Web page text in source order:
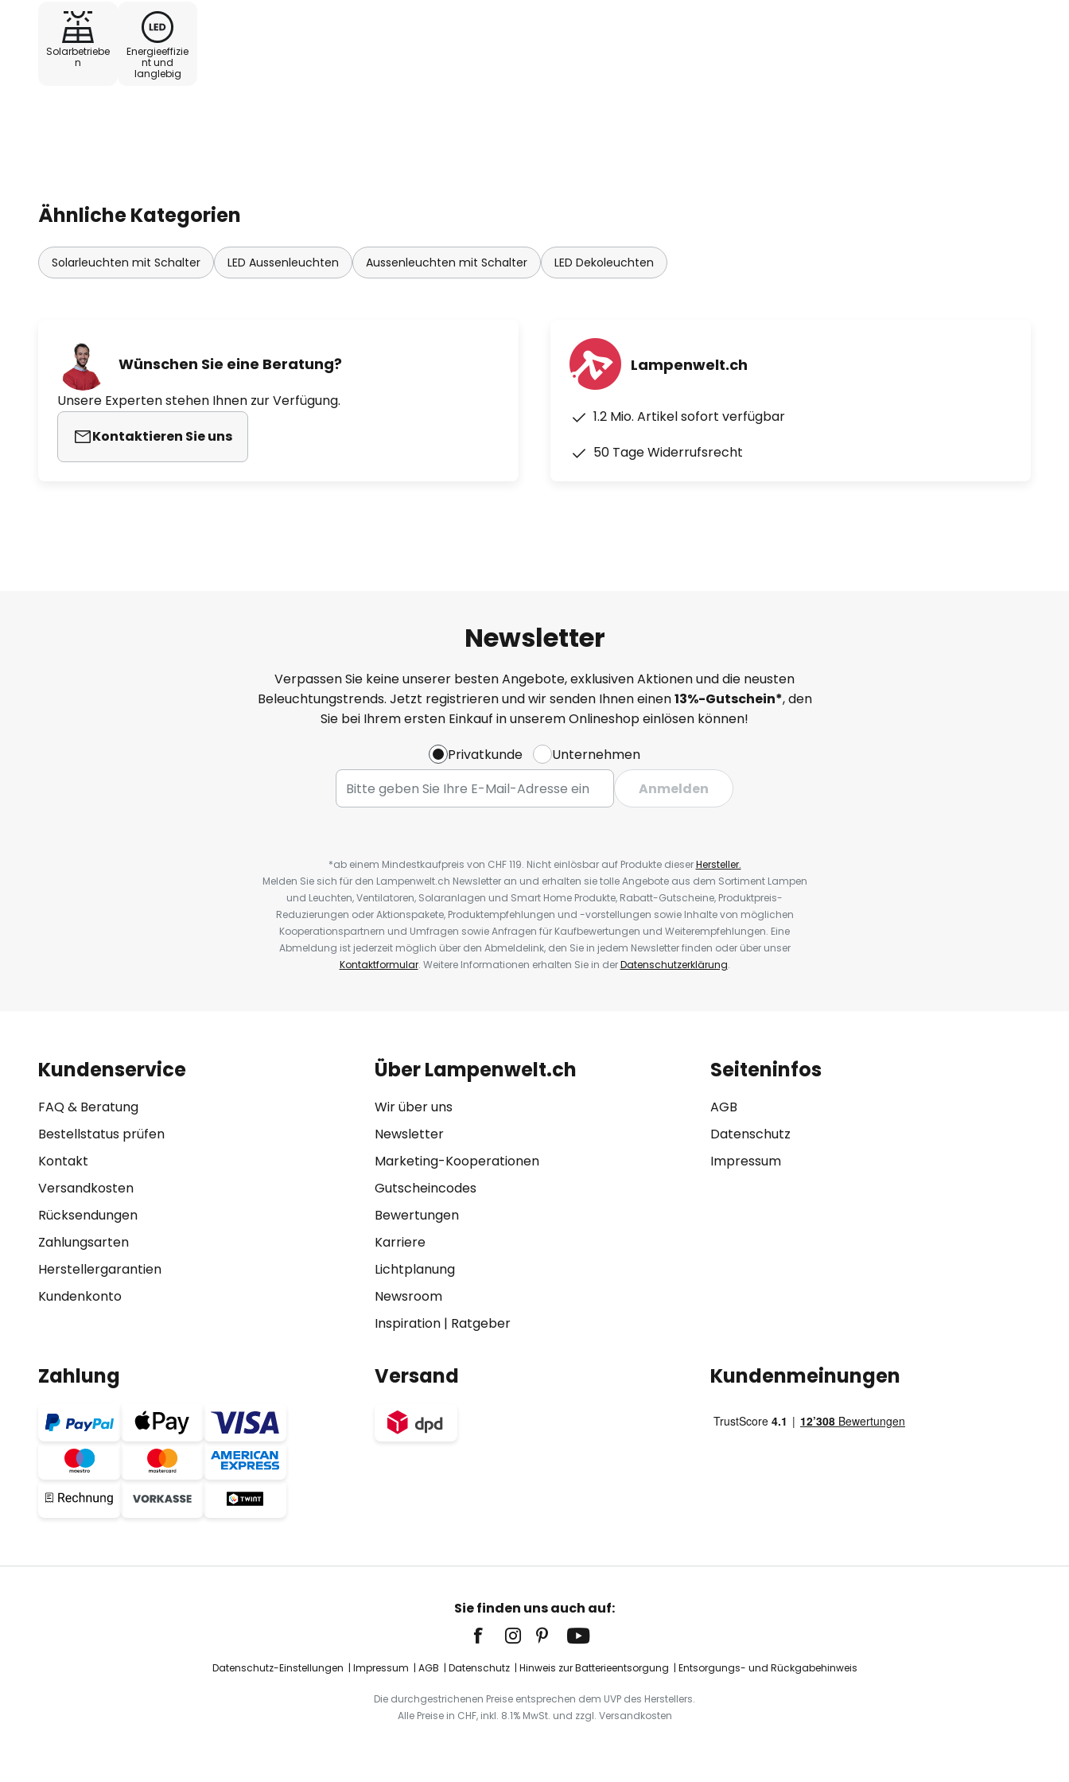
- Ladezeit: 8 h
- Leuchtdauer: 5 h
Solarbetriebe
n
Energieeffizie
nt und
langlebig
Ähnliche Kategorien
Solarleuchten mit Schalter LED Aussenleuchten Aussenleuchten mit Schalter LED Dekoleuchten
Wünschen Sie eine Beratung?
Unsere Experten stehen Ihnen zur Verfügung.
Kontaktieren Sie uns
Lampenwelt.ch
1.2 Mio. Artikel sofort verfügbar
50 Tage Widerrufsrecht
Newsletter
Verpassen Sie keine unserer besten Angebote, exklusiven Aktionen und die neusten
Beleuchtungstrends. Jetzt registrieren und wir senden Ihnen einen13%-Gutschein*, den
Sie bei Ihrem ersten Einkauf in unserem Onlineshop einlösen können!
Privatkunde
Unternehmen
Anmelden
*ab einem Mindestkaufpreis von CHF 119. Nicht einlösbar auf Produkte dieserHersteller.
Melden Sie sich für den Lampenwelt.ch Newsletter an und erhalten sie tolle Angebote aus dem Sortiment Lampen
und Leuchten, Ventilatoren, Solaranlagen und Smart Home Produkte, Rabatt-Gutscheine, Produktpreis-
Reduzierungen oder Aktionspakete, Produktempfehlungen und -vorstellungen sowie Inhalte von möglichen
Kooperationspartnern und Umfragen sowie Anfragen für Kaufbewertungen und Weiterempfehlungen. Eine
Abmeldung ist jederzeit möglich über den Abmeldelink, den Sie in jedem Newsletter finden oder über unser
Kontaktformular. Weitere Informationen erhalten Sie in derDatenschutzerklärung.
Kundenservice
FAQ & Beratung
Bestellstatus prüfen
Kontakt
Versandkosten
Rücksendungen
Zahlungsarten
Herstellergarantien
Kundenkonto
Über Lampenwelt.ch
Wir über uns
Newsletter
Marketing-Kooperationen
Gutscheincodes
Bewertungen
Karriere
Lichtplanung
Newsroom
Inspiration| Ratgeber
Seiteninfos
AGB
Datenschutz
Impressum
Zahlung Versand Kundenmeinungen
Sie finden uns auch auf:
Datenschutz-Einstellungen Impressum AGB Datenschutz Hinweis zur Batterieentsorgung Entsorgungs- und Rückgabehinweis
Die durchgestrichenen Preise entsprechen dem UVP des Herstellers.
Alle Preise in CHF, inkl. 8.1% MwSt. und zzgl. Versandkosten